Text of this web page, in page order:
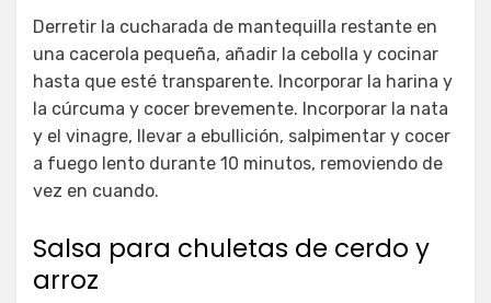
Derretir la cucharada de mantequilla restante en
una cacerola pequeña, añadir la cebolla y cocinar
hasta que esté transparente. Incorporar la harina y
la cúrcuma y cocer brevemente. Incorporar la nata
y el vinagre, llevar a ebullición, salpimentar y cocer
a fuego lento durante 10 minutos, removiendo de
vez en cuando.
Salsa para chuletas de cerdo y
arroz